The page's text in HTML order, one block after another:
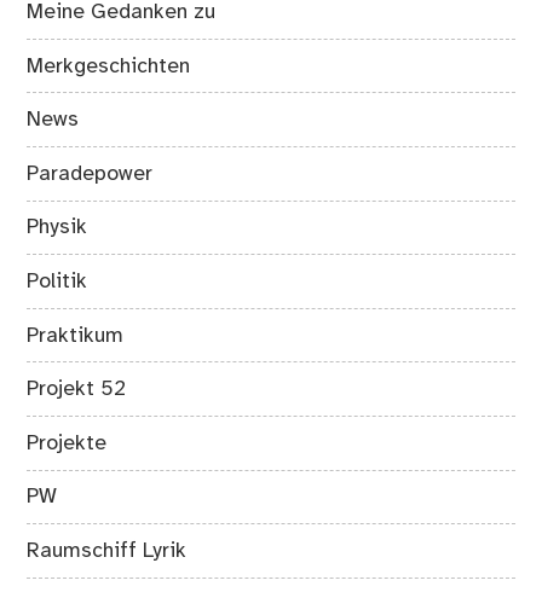
Meine Gedanken zu
Merkgeschichten
News
Paradepower
Physik
Politik
Praktikum
Projekt 52
Projekte
PW
Raumschiff Lyrik